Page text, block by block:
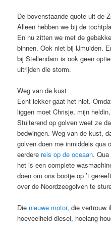
De bovenstaande quote uit de
Alleen hebben we bij de
En nu zitten we met de
binnen. Ook niet bij IJmuiden.
bij Stellendam is ook geen
uitrijden die storm.
Weg van de kust
Echt lekker gaat het niet.
liggen moet Chrisje, mijn
Stuiterend op golven weet ze
bedwingen. Weg van de kust,
golven doen me inmiddels qua
eerdere reis op de oceaan.
het is een complete
doen om ons bootje op ’t
over de Noordzeegolven te
Die nieuwe motor, die vertrouw
hoeveelheid diesel, hoelang